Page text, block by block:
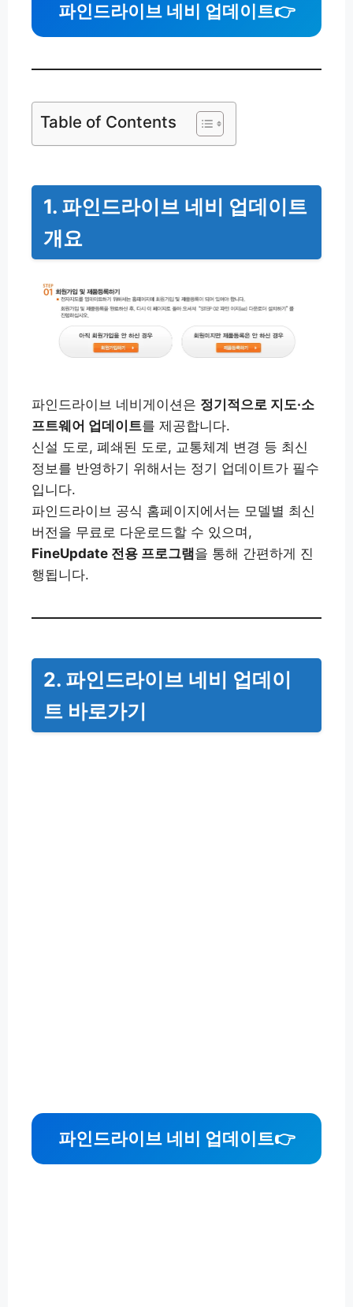
파인드라이브 네비 업데이트👉
Table of Contents
1. 파인드라이브 네비 업데이트
개요
파인드라이브 네비게이션은 정기적으로 지도·소
프트웨어 업데이트를 제공합니다.
신설 도로, 폐쇄된 도로, 교통체계 변경 등 최신
정보를 반영하기 위해서는 정기 업데이트가 필수
입니다.
파인드라이브 공식 홈페이지에서는 모델별 최신
버전을 무료로 다운로드할 수 있으며,
FineUpdate 전용 프로그램을 통해 간편하게 진
행됩니다.
2. 파인드라이브 네비 업데이
트 바로가기
파인드라이브 네비 업데이트👉